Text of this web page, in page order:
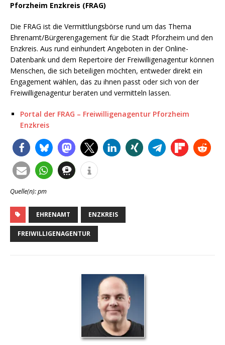
Pforzheim Enzkreis (FRAG)
Die FRAG ist die Vermittlungsbörse rund um das Thema
Ehrenamt/Bürgerengagement für die Stadt Pforzheim und den
Enzkreis. Aus rund einhundert Angeboten in der Online-
Datenbank und dem Repertoire der Freiwilligenagentur können
Menschen, die sich beteiligen möchten, entweder direkt ein
Engagement wählen, das zu ihnen passt oder sich von der
Freiwilligenagentur beraten und vermitteln lassen.
Portal der FRAG – Freiwilligenagentur Pforzheim
Enzkreis
Quelle(n): pm
EHRENAMT ENZKREIS
FREIWILLIGENAGENTUR